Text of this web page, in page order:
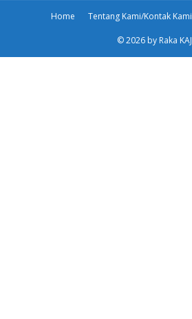
Home Tentang Kami/Kontak Kami
© 2026 by Raka KAJ